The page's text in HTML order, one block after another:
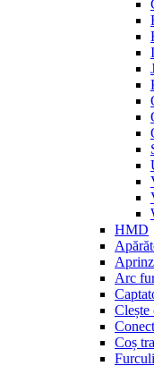
HMD
Arc
Clește
Coș